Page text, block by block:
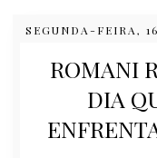
SEGUNDA-FEIRA,
ROMANI
DIA